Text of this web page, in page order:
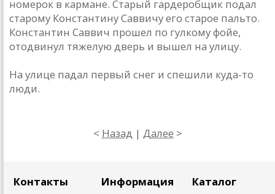
номерок в кармане. Старый гардеробщик подал
старому Константину Саввичу его старое пальто.
Константин Саввич прошел по гулкому фойе,
отодвинул тяжелую дверь и вышел на улицу.
На улице падал первый снег и спешили куда-то
люди.
< Назад | Далее >
Контакты Информация Каталог